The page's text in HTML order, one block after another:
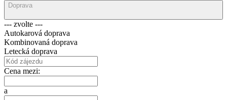
Doprava
--- zvolte ---
Autokarová doprava
Kombinovaná doprava
Letecká doprava
Cena mezi:
a